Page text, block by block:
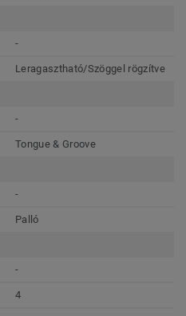
-
Leragasztható/Szöggel rögzítve
-
Tongue & Groove
-
Palló
-
4